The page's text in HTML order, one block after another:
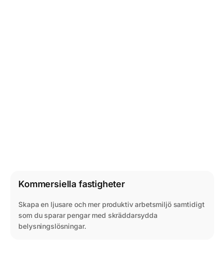
Kommersiella fastigheter
Skapa en ljusare och mer produktiv arbetsmiljö samtidigt
som du sparar pengar med skräddarsydda
belysningslösningar.